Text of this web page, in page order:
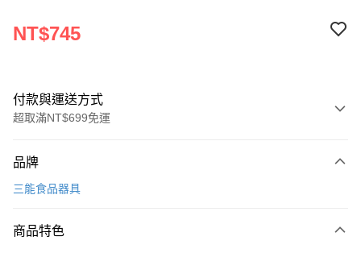
NT$745
付款與運送方式
超取滿NT$699免運
信用卡一次付款
運送方式
品牌
三能食品器具
商品特色